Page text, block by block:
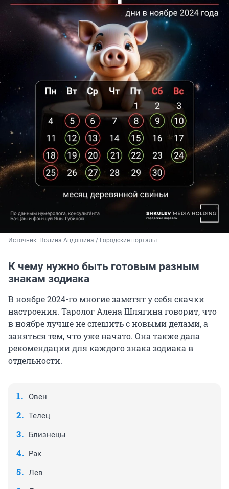
Источник: Полина Авдошина / Городские порталы
К чему нужно быть готовым разным
знакам зодиака
В ноябре 2024-го многие заметят у себя скачки
настроения. Таролог Алена Шлягина говорит, что
в ноябре лучше не спешить с новыми делами, а
заняться тем, что уже начато. Она также дала
рекомендации для каждого знака зодиака в
отдельности.
Овен
Телец
Близнецы
Рак
Лев